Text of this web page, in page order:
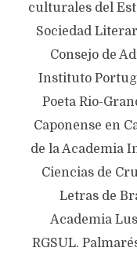
culturales del
Sociedad
Consejo de
Instituto
Poeta Rio-
Caponense en
de la Academia
Ciencias de
Letras de
Academia
RGSUL.